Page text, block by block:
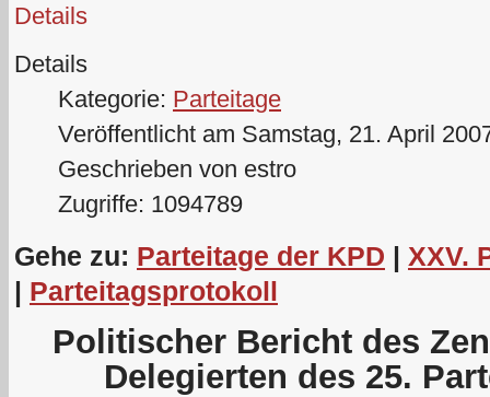
Details
Details
Kategorie: Parteitage
Veröffentlicht am Samstag, 21. April
Geschrieben von estro
Zugriffe: 1094789
Gehe zu: Parteitage der KPD | XXV.
| Parteitagsprotokoll
Politischer Bericht des
Delegierten des 25.